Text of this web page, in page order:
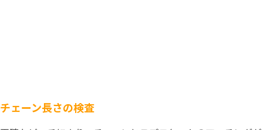
チェーン長さの検査